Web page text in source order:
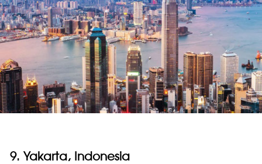
9. Yakarta, Indonesia